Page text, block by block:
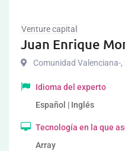
Venture capital
Juan Enrique
Comunidad Valenciana-,
Idioma del experto
Español | Inglés
Tecnología en la que
Array